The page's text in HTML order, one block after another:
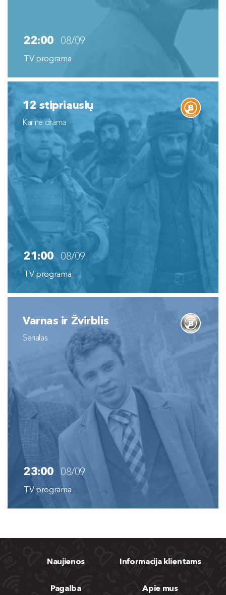
22:00 08/09
TV programa
21:00 08/09
12 stipriausių
Karinė drama
TV programa
23:00 08/09
Varnas ir Žvirblis
Serialas
TV programa
Naujienos Informacija klientams
Pagalba Apie mus